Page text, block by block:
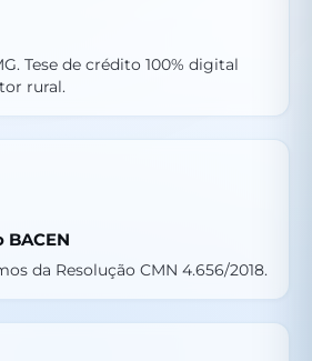
Tese de crédito 100% digital
rural.
da Resolução CMN 4.656/2018.